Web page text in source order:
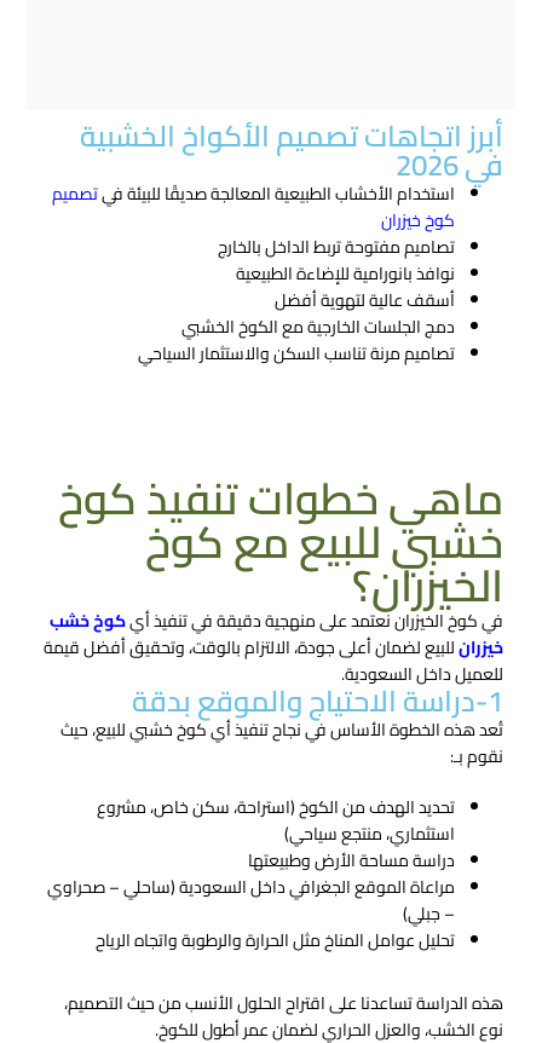
أبرز اتجاهات تصميم الأكواخ الخشبية
في 2026
استخدام الأخشاب الطبيعية المعالجة صديقًا للبيئة فيتصميم
كوخ خيزران
تصاميم مفتوحة تربط الداخل بالخارج
نوافذ بانورامية للإضاءة الطبيعية
أسقف عالية لتهوية أفضل
دمج الجلسات الخارجية مع الكوخ الخشبي
تصاميم مرنة تناسب السكن والاستثمار السياحي
ماهي خطوات تنفيذ كوخ
خشبي للبيع​ مع كوخ
الخيزران؟
في كوخ الخيزران نعتمد على منهجية دقيقة في تنفيذ أيكوخ خشب
خيزرانللبيع​ لضمان أعلى جودة، الالتزام بالوقت، وتحقيق أفضل قيمة
للعميل داخل السعودية.
1-دراسة الاحتياج والموقع بدقة
تُعد هذه الخطوة الأساس في نجاح تنفيذ أي كوخ خشبي للبيع​، حيث
نقوم بـ:
تحديد الهدف من الكوخ (استراحة، سكن خاص، مشروع
استثماري، منتجع سياحي)
دراسة مساحة الأرض وطبيعتها
مراعاة الموقع الجغرافي داخل السعودية (ساحلي – صحراوي
– جبلي)
تحليل عوامل المناخ مثل الحرارة والرطوبة واتجاه الرياح
هذه الدراسة تساعدنا على اقتراح الحلول الأنسب من حيث التصميم،
نوع الخشب، والعزل الحراري لضمان عمر أطول للكوخ.